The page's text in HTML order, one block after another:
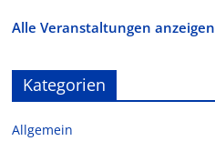
Alle Veranstaltungen anzeigen
Kategorien
Allgemein